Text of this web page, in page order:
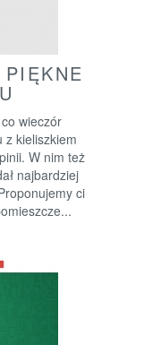
wieczór
z kieliszkiem
W nim też
najbardziej
ci